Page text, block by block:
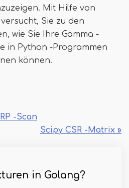
Mit Hilfe von
Sie zu den
wie Sie Ihre Gamma -
in Python -Programmen
können.
-Scan
Scipy CSR -Matrix »
in Golang?